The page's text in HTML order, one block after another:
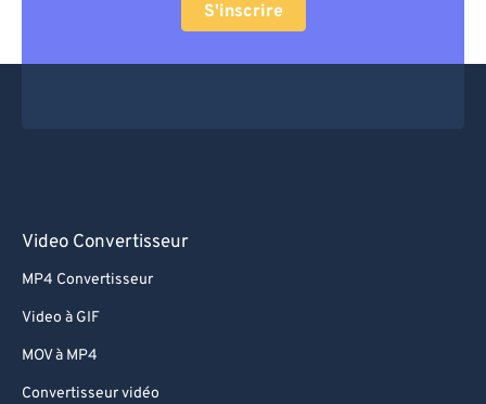
S'inscrire
Video Convertisseur
MP4 Convertisseur
Video à GIF
MOV à MP4
Convertisseur vidéo